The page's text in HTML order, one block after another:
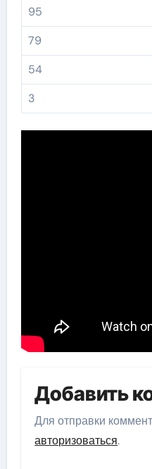
95
79
54
3
Добавить
Для отправки
авторизоваться.